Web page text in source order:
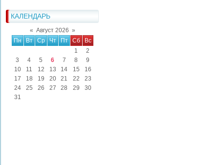
КАЛЕНДАРЬ
« Август 2026 »
Пн
Вт Ср Чт Пт Сб
Вс
1
2
3
4 5 6 7 8
9
10
11 12 13 14 15
16
17
18 19 20 21 22
23
24
25 26 27 28 29
30
31